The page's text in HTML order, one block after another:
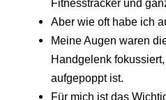
Fitnesstracker und
Aber wie oft habe ich
Meine Augen waren
Handgelenk
aufgepoppt ist.
Für mich ist das